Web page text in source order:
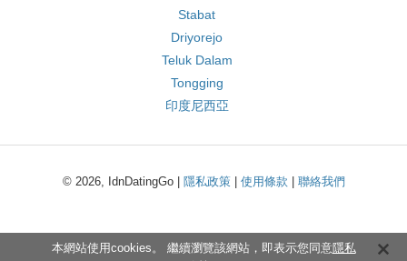
Stabat
Driyorejo
Teluk Dalam
Tongging
印度尼西亞
© 2026, IdnDatingGo | 隱私政策| 使用條款 聯絡我們
本網站使用cookies。 繼續瀏覽該網站，即表示您同意隱私